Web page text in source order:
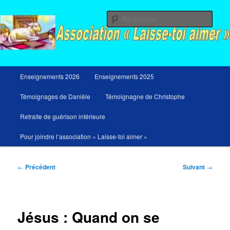
au
contenu
principal
principal
Enseignements 2026 Enseignements 2025
Témoignages de Danièle Témoignagne de Christophe
Retraite de guérison intérieure
Pour joindre l’association « Laisse-toi aimer »
Navigation
← Précédent Suivant →
Jésus : Quand on se